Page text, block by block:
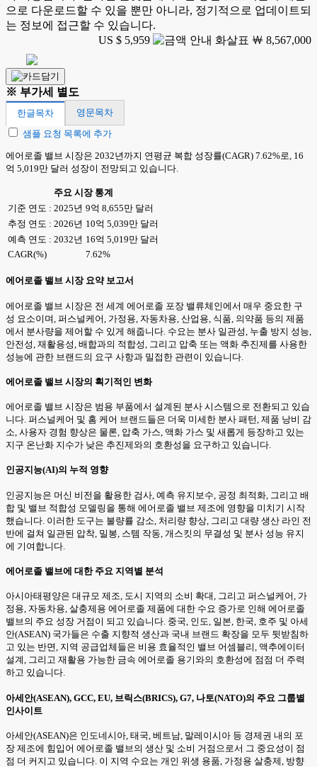
으로 다운로드할 수 있을 뿐만 아니라, 정기적으로 업데이트되
는 정보에 접근할 수 있습니다.
US $ 5,959
￦ 8,567,000
※ 부가세 별도
한글목차
영문목차
샘플 요청 목록에 추가
에어로졸 밸브 시장은 2032년까지 연평균 복합 성장률(CAGR) 7.62%로, 16
억 5,019만 달러 성장이 전망되고 있습니다.
주요 시장 통계
기준 연도 : 2025년 9억 8,655만 달러
추정 연도 : 2026년 10억 5,039만 달러
예측 연도 : 2032년 16억 5,019만 달러
CAGR(%)
7.62%
에어로졸 밸브 시장 요약 보고서
에어로졸 밸브 시장은 전 세계 에어로졸 포장 밸류체인에서 매우 중요한 구
성 요소이며, 퍼스널케어, 가정용, 자동차용, 산업용, 식품, 의약품 등의 제품
에서 분사량을 제어할 수 있게 해줍니다. 수요는 분사 일관성, 누출 방지 성능,
안전성, 재활용성, 배합과의 적합성, 그리고 압축 또는 액화 추진제를 사용한
성능에 관한 브랜드의 요구 사항과 밀접한 관련이 있습니다.
에어로졸 밸브 시장의 획기적인 변화
에어로졸 밸브 시장은 범용 부품에서 설계된 분사 시스템으로 전환되고 있습
니다. 퍼스널케어 및 홈 케어 브랜드들은 더욱 미세한 분사 패턴, 제품 낭비 감
소, 사용자 경험 향상은 물론, 압축 가스, 액화 가스 및 새롭게 등장하고 있는
지구 온난화 지수가 낮은 추진제와의 호환성을 요구하고 있습니다.
인공지능(AI)의 누적 영향
인공지능은 머신 비전을 활용한 검사, 예측 유지보수, 공정 최적화, 그리고 배
합 및 밸브 적합성 모델링을 통해 에어로졸 밸브 제조에 영향을 미치기 시작
했습니다. 이러한 도구는 불량률 감소, 처리량 향상, 그리고 대량 생산 라인 전
반에 걸쳐 일관된 압착, 밀봉, 스템 작동, 개스킷의 무결성 및 분사 성능 유지
에 기여합니다.
에어로졸 밸브에 대한 주요 지역별 분석
아시아태평양은 대규모 제조, 도시 지역의 소비 확대, 그리고 퍼스널케어, 가
정용, 자동차용, 살충제용 에어로졸 제품에 대한 수요 증가로 인해 에어로졸
밸브의 주요 성장 거점이 되고 있습니다. 중국, 인도, 일본, 한국, 호주 및 아세
안(ASEAN) 국가들은 수출 지향적 생산과 국내 브랜드 확장을 모두 뒷받침하
고 있는 반면, 지역 공급업체들은 비용 효율적인 밸브 어셈블리, 액추에이터
설계, 그리고 재활용 가능한 금속 에어로졸 용기와의 호환성에 점점 더 주력
하고 있습니다.
아세안(ASEAN), GCC, EU, 브릭스(BRICS), G7, 나토(NATO)의 주요 그룹별
인사이트
아세안(ASEAN)은 인도네시아, 태국, 베트남, 말레이시아 등 경제권 내의 포
장 제조에 힘입어 에어로졸 밸브의 생산 및 소비 거점으로서 그 중요성이 점
점 더 커지고 있습니다. 이 지역 수요는 개인 위생 용품, 가정용 살충제, 방향